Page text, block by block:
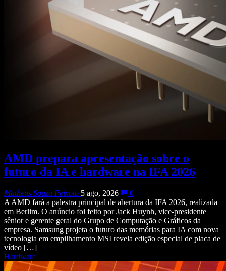
AMD prepara apresentação sobre o
futuro da IA e hardware na IFA 2026
Matheus Souza Peixoto 5 ago, 2026
0
A AMD fará a palestra principal de abertura da IFA 2026, realizada
em Berlim. O anúncio foi feito por Jack Huynh, vice-presidente
sênior e gerente geral do Grupo de Computação e Gráficos da
empresa. Samsung projeta o futuro das memórias para IA com nova
tecnologia em empilhamento MSI revela edição especial de placa de
vídeo […]
Hardware